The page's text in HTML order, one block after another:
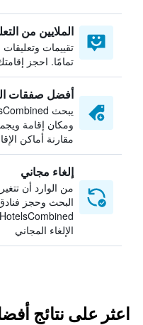
الملايين من
تقييمات
تمامًا. احجز
أفضل صفقات
ومكان إقامة
مقارنة أماكن
إلغاء مجاني
من الوارد أن
البحث وحجز
الإلغاء المجاني
اعثر على نتائج